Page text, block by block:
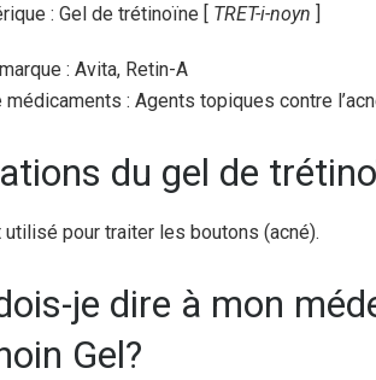
: Gel de trétinoïne [ TRET-i-noyn ]
: Avita, Retin-A
: Agents topiques contre
du gel de
utilisé pour traiter les boutons (acné).
je dire à mon
Gel?